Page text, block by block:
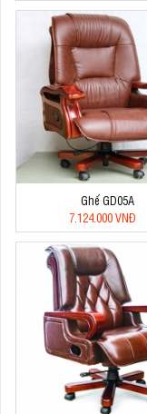
Ghế GD05A
7.124.000 VNĐ